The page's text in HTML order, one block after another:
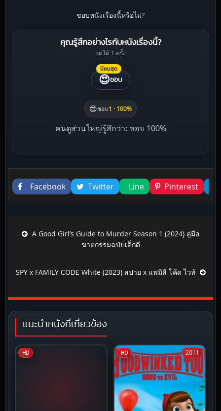
ชอบหนังเรื่องนี้หรือไม่?
คุณรู้สึกอย่างไรกับหนังเรื่องนี้?
กดได้ 1 ครั้ง
นิยมสุด
😍ชอบ
😍ชอบ1 · 100%
คนดูส่วนใหญ่รู้สึกว่า: ชอบ 100%
Liked this
Facebook
Twitter Line Pinterest
Post navigation
A Good Girl’s Guide to Murder Season 1 (2024) คู่มือ
ฆาตกรรมฉบับเด็กดี
SPY x FAMILY CODE White (2023) สปาย x แฟมิลี โค้ด ไวท์
แนะนำหนังที่เกี่ยวข้อง
HD HD 2011